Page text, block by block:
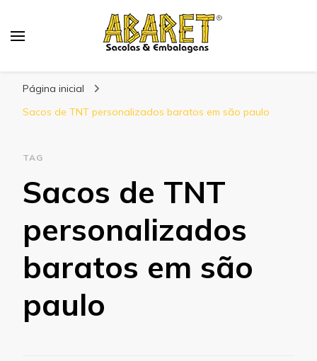
Página inicial
Sacos de TNT personalizados baratos em são paulo
TAG
Sacos de TNT
personalizados
baratos em são
paulo